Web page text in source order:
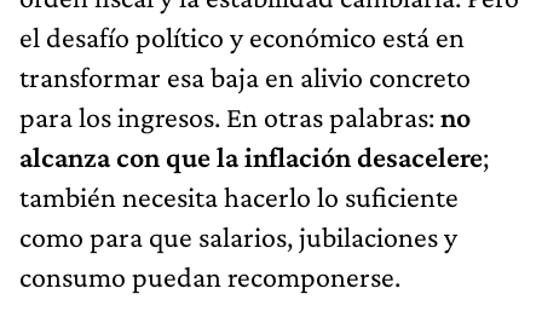
el desafío político y económico está en
transformar esa baja en alivio concreto
para los ingresos. En otras palabras:no
alcanza con que la inflación desacelere;
también necesita hacerlo lo suficiente
como para que salarios, jubilaciones y
consumo puedan recomponerse.